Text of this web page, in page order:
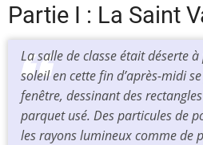
Partie I : La Saint
La salle de classe était déserte
soleil en cette fin d’après-midi
fenêtre, dessinant des
parquet usé. Des particules de
les rayons lumineux comme de